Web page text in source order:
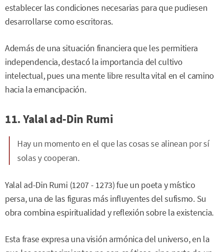
establecer las condiciones necesarias para que pudiesen
desarrollarse como escritoras.
Además de una situación financiera que les permitiera
independencia, destacó la importancia del cultivo
intelectual, pues una mente libre resulta vital en el camino
hacia la emancipación.
11. Yalal ad-Din Rumi
Hay un momento en el que las cosas se alinean por sí
solas y cooperan.
Yalal ad-Din Rumi (1207 - 1273) fue un poeta y místico
persa, una de las figuras más influyentes del sufismo. Su
obra combina espiritualidad y reflexión sobre la existencia.
Esta frase expresa una visión armónica del universo, en la